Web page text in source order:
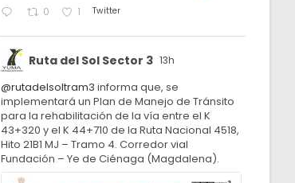
0 1 Twitter
Ruta del Sol Sector 3 13h
@rutadelsoltram3 informa que, se
implementará un Plan de Manejo de Tránsito
para la rehabilitación de la vía entre el K
43+320 y el K 44+710 de la Ruta Nacional 4518,
Hito 21B1 MJ – Tramo 4. Corredor vial
Fundación – Ye de Ciénaga (Magdalena).